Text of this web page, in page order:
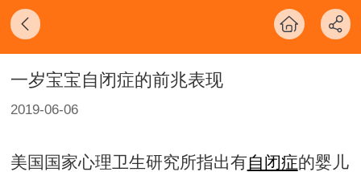
一岁宝宝自闭症的前兆表现
2019-06-06
美国国家心理卫生研究所指出有自闭症的婴儿